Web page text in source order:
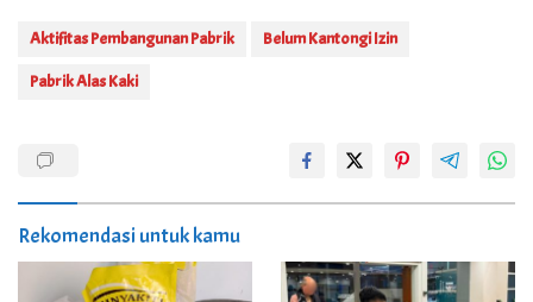
Aktifitas Pembangunan Pabrik Belum Kantongi Izin
Pabrik Alas Kaki
Rekomendasi untuk kamu